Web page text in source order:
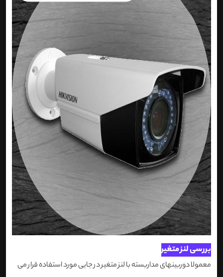
بررسی لنز متغیر
معمولا دوربینهای مداربسته با لنز متغیر در جایی مورد استفاده قرار می